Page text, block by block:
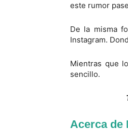
este rumor
De la misma
Instagram.
Mientras que
sencillo.
Acerca de